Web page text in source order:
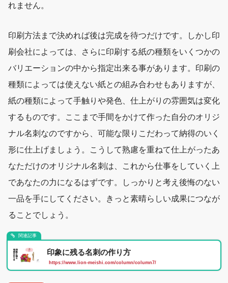
れません。
印刷方法まで決めれば後は完成を待つだけです。しかし印
刷会社によっては、さらに印刷する紙の種類をいくつかの
バリエーションの中から指定出来る事があります。印刷の
種類によっては使えない紙との組み合わせもありますが、
紙の種類によって手触りや発色、仕上がりの雰囲気は変化
するものです。ここまで手間をかけて作った自分のオリジ
ナル名刺なのですから、可能な限りこだわって納得のいく
形に仕上げましょう。こうして熟慮を重ねて仕上がったあ
なただけのオリジナル名刺は、これから仕事をしていく上
であなたの力になるはずです。しっかりと考え後悔のない
一品を手にしてください。きっと素晴らしい成果につなが
ることでしょう。
関連記事
印象に残る名刺の作り方
https://www.lion-meishi.com/column/column7/